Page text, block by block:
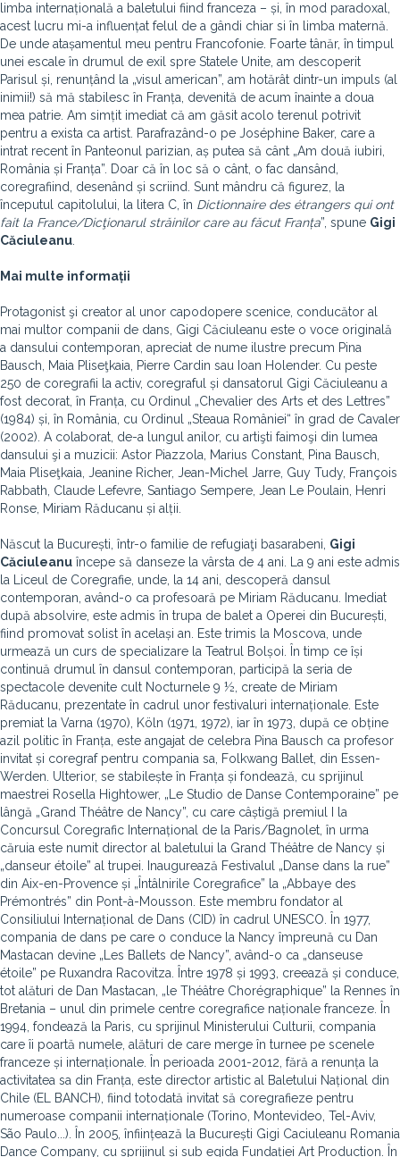
limba internațională a baletului fiind franceza – și, în mod paradoxal,
acest lucru mi-a influențat felul de a gândi chiar si în limba maternă.
De unde atașamentul meu pentru Francofonie. Foarte tânăr, în timpul
unei escale în drumul de exil spre Statele Unite, am descoperit
Parisul și, renunțând la „visul american”, am hotărât dintr-un impuls (al
inimii!) să mă stabilesc în Franța, devenită de acum înainte a doua
mea patrie. Am simțit imediat că am găsit acolo terenul potrivit
pentru a exista ca artist. Parafrazând-o pe Joséphine Baker, care a
intrat recent în Panteonul parizian, aș putea să cânt „Am două iubiri,
România și Franța”. Doar că în loc să o cânt, o fac dansând,
coregrafiind, desenând și scriind. Sunt mândru că figurez, la
începutul capitolului, la litera C, în Dictionnaire des étrangers qui ont
fait la France/Dicţionarul străinilor care au făcut Franța”, spune Gigi
Căciuleanu
Mai multe informații
Protagonist şi creator al unor capodopere scenice, conducător al
mai multor companii de dans, Gigi Căciuleanu este o voce originală
a dansului contemporan, apreciat de nume ilustre precum Pina
Bausch, Maia Pliseţkaia, Pierre Cardin sau Ioan Holender. Cu peste
250 de coregrafii la activ, coregraful și dansatorul Gigi Căciuleanu a
fost decorat, în Franța, cu Ordinul „Chevalier des Arts et des Lettres”
(1984) și, în România, cu Ordinul „Steaua României“ în grad de Cavaler
(2002). A colaborat, de-a lungul anilor, cu artişti faimoşi din lumea
dansului şi a muzicii: Astor Piazzola, Marius Constant, Pina Bausch,
Maia Pliseţkaia, Jeanine Richer, Jean-Michel Jarre, Guy Tudy, François
Rabbath, Claude Lefevre, Santiago Sempere, Jean Le Poulain, Henri
Ronse, Miriam Răducanu și alții.
Născut la București, într-o familie de refugiaţi basarabeni, Gigi
Căciuleanu începe să danseze la vârsta de 4 ani. La 9 ani este admis
la Liceul de Coregrafie, unde, la 14 ani, descoperă dansul
contemporan, având-o ca profesoară pe Miriam Răducanu. Imediat
după absolvire, este admis în trupa de balet a Operei din București,
fiind promovat solist în același an. Este trimis la Moscova, unde
urmează un curs de specializare la Teatrul Bolșoi. În timp ce își
continuă drumul în dansul contemporan, participă la seria de
spectacole devenite cult Nocturnele 9 ½, create de Miriam
Răducanu, prezentate în cadrul unor festivaluri internaționale. Este
premiat la Varna (1970), Köln (1971, 1972), iar în 1973, după ce obține
azil politic în Franța, este angajat de celebra Pina Bausch ca profesor
invitat și coregraf pentru compania sa, Folkwang Ballet, din Essen-
Werden. Ulterior, se stabilește în Franța și fondează, cu sprijinul
maestrei Rosella Hightower, „Le Studio de Danse Contemporaine” pe
lângă „Grand Théâtre de Nancy”, cu care câștigă premiul I la
Concursul Coregrafic Internațional de la Paris/Bagnolet, în urma
căruia este numit director al baletului la Grand Théâtre de Nancy și
„danseur étoile” al trupei. Inaugurează Festivalul „Danse dans la rue”
din Aix-en-Provence și „Întâlnirile Coregrafice” la „Abbaye des
Prémontrés” din Pont-à-Mousson. Este membru fondator al
Consiliului Internațional de Dans (CID) în cadrul UNESCO. În 1977,
compania de dans pe care o conduce la Nancy împreună cu Dan
Mastacan devine „Les Ballets de Nancy”, având-o ca „danseuse
étoile” pe Ruxandra Racovitza. Între 1978 și 1993, creează și conduce,
tot alături de Dan Mastacan, „le Théâtre Chorégraphique” la Rennes în
Bretania – unul din primele centre coregrafice naționale franceze. În
1994, fondează la Paris, cu sprijinul Ministerului Culturii, compania
care îi poartă numele, alături de care merge în turnee pe scenele
franceze și internaționale. În perioada 2001-2012, fără a renunța la
activitatea sa din Franța, este director artistic al Baletului Național din
Chile (EL BANCH), fiind totodată invitat să coregrafieze pentru
numeroase companii internaționale (Torino, Montevideo, Tel-Aviv,
São Paulo...). În 2005, înființează la București Gigi Caciuleanu Romania
Dance Company, cu sprijinul și sub egida Fundației Art Production. În